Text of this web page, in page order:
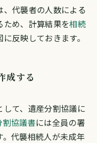
代襲者の人数による
ため、計算結果を相続
反映しておきます。
成する
て、遺産分割協議に
割協議書には全員の署
代襲相続人が未成年